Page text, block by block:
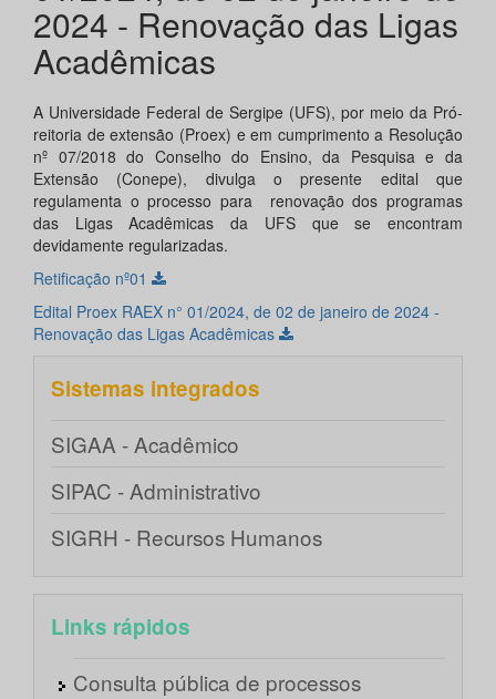
2024 - Renovação das Ligas
Acadêmicas
A Universidade Federal de Sergipe (UFS), por meio da Pró-
reitoria de extensão (Proex) e em cumprimento a Resolução
nº 07/2018 do Conselho do Ensino, da Pesquisa e da
Extensão (Conepe), divulga o presente edital que
regulamenta o processo para renovação dos programas
das Ligas Acadêmicas da UFS que se encontram
devidamente regularizadas.
Retificação nº01
Edital Proex RAEX n° 01/2024, de 02 de janeiro de 2024 -
Renovação das Ligas Acadêmicas
Sistemas integrados
SIGAA - Acadêmico
SIPAC - Administrativo
SIGRH - Recursos Humanos
Links rápidos
Consulta pública de processos